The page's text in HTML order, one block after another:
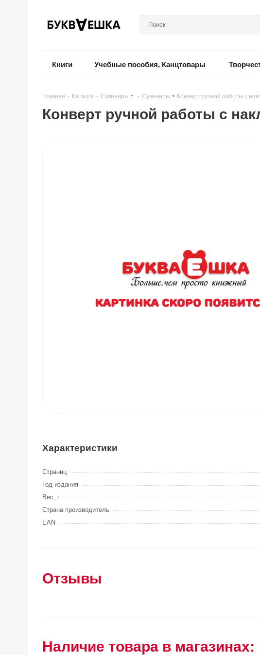
Книги Учебные пособия, Канцтовары
Главная - Каталог - Сувениры - Сувениры - Конверт ручной работы с
Конверт ручной работы с
Характеристики
Страниц
Год издания
Вес, г
Страна производитель
EAN
Отзывы
Наличие товара в магазинах: